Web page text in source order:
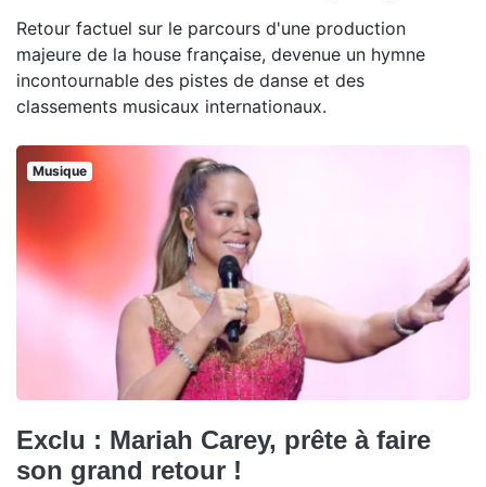
Retour factuel sur le parcours d'une production
majeure de la house française, devenue un hymne
incontournable des pistes de danse et des
classements musicaux internationaux.
Musique
Exclu : Mariah Carey, prête à faire
son grand retour !